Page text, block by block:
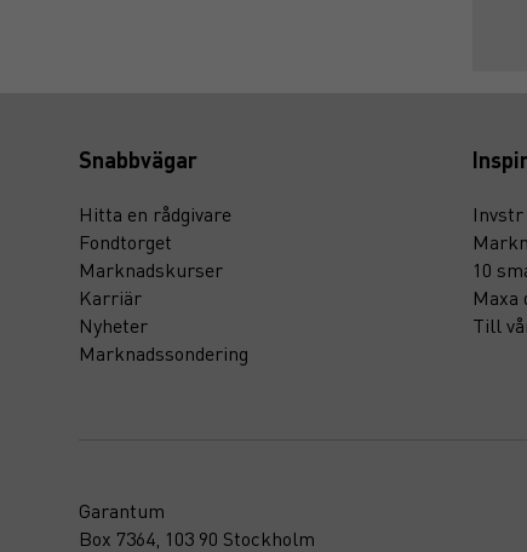
Snabbvägar
Hitta en rådgivare
Fondtorget
Marknadskurser
Karriär
Nyheter
Marknadssondering
Invstr
10
Maxa
Till
Garantum
Box 7364, 103 90 Stockholm